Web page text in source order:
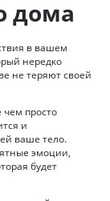
дома
в вашем
нередко
не теряют своей
чем просто
и
ваше тело.
эмоции,
будет